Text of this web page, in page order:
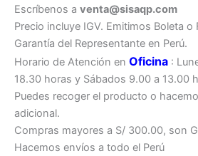
Escríbenos a venta@sisaqp.com
Precio incluye IGV. Emitimos Boleta o
Garantía del Representante en Perú.
Horario de Atención en Oficina :
18.30 horas y Sábados 9.00 a 13.00
Puedes recoger el producto o
adicional.
Compras mayores a S/ 300.00, son
Hacemos envíos a todo el Perú